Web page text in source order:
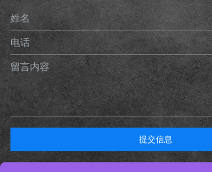
姓名
电话
留言内容
提交信息